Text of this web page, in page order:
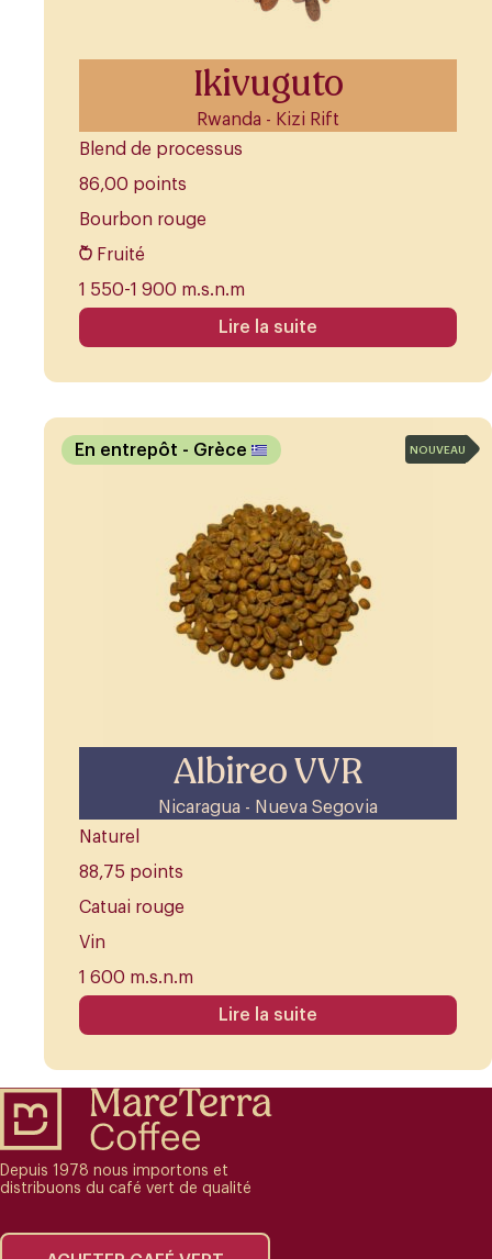
Ikivuguto
Rwanda - Kizi Rift
Blend de processus
86,00 points
Bourbon rouge
Fruité
1 550-1 900 m.s.n.m
Lire la suite
Albireo VVR
Nicaragua - Nueva Segovia
En entrepôt - Grèce
Naturel
88,75 points
Catuai rouge
Vin
1 600 m.s.n.m
NOUVEAU
Lire la suite
Depuis 1978 nous importons et
distribuons du café vert de qualité